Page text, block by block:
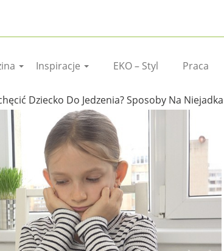
Inspiracje EKO – Styl Praca
Dziecko Do Jedzenia? Sposoby Na Niejadka